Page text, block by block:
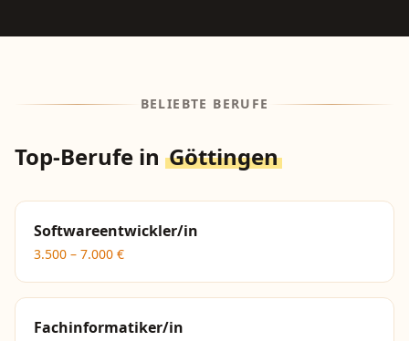
BELIEBTE BERUFE
Top-Berufe in Göttingen
Softwareentwickler/in
3.500 – 7.000 €
Fachinformatiker/in